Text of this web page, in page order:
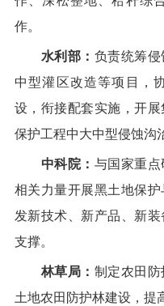
作。
水利部： 负责统筹
中型灌区改造等项目，
设，衔接配套实施，开
保护工程中大中型侵蚀沟
中科院： 与国家重
相关力量开展黑土地保
发新技术、新产品、新
支撑。
林草局： 制定农田
土地农田防护林建设，提